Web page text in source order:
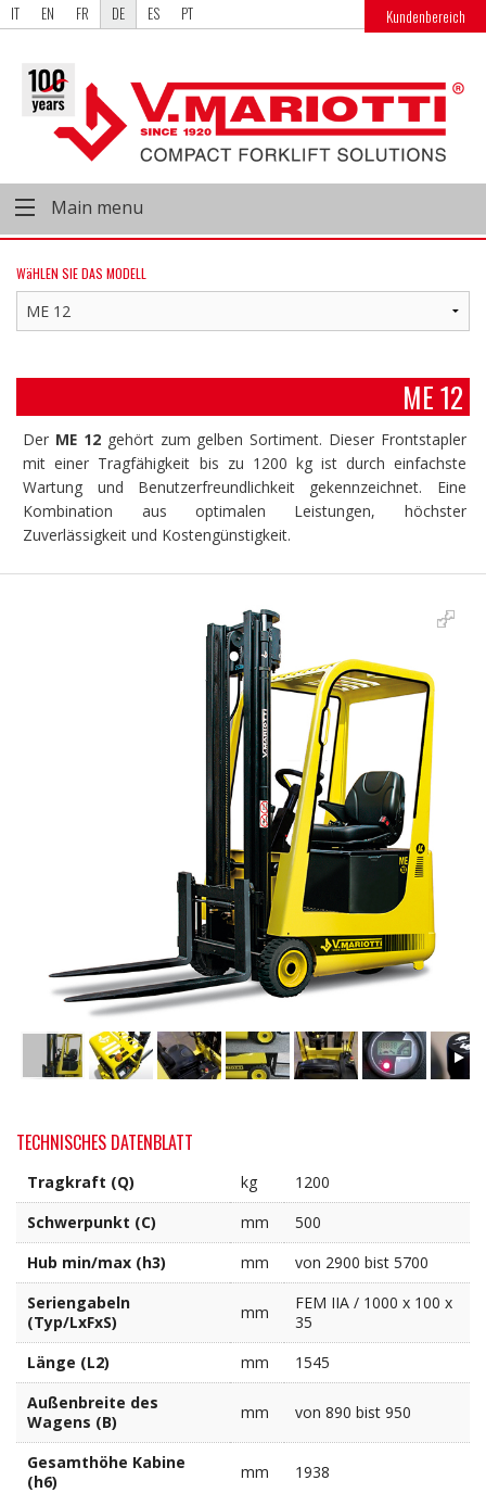
IT EN FR DE ES PT Kundenbereich
Main menu
WäHLEN SIE DAS MODELL
ME 12
Der ME 12 gehört zum gelben Sortiment. Dieser Frontstapler
mit einer Tragfähigkeit bis zu 1200 kg ist durch einfachste
Wartung und Benutzerfreundlichkeit gekennzeichnet. Eine
Kombination aus optimalen Leistungen, höchster
Zuverlässigkeit und Kostengünstigkeit.
TECHNISCHES DATENBLATT
Tragkraft (Q) kg
1200
Schwerpunkt (C)
mm
500
Hub min/max (h3)
mm
von 2900 bist 5700
Seriengabeln
(Typ/LxFxS)
mm
FEM IIA / 1000 x 100 x
35
Länge (L2)
mm
1545
Außenbreite des
Wagens (B)
mm von 890 bist 950
Gesamthöhe Kabine
(h6)
mm 1938